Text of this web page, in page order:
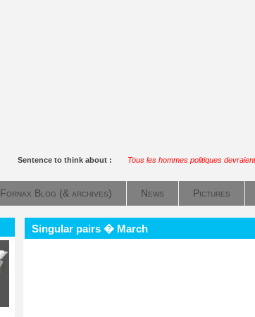
Sentence to think about : Tous les hommes politiques
Fornax Blog (& archives) News Pictures
Singular pairs � March